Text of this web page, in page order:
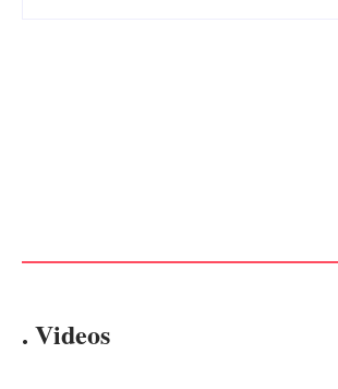
. Videos